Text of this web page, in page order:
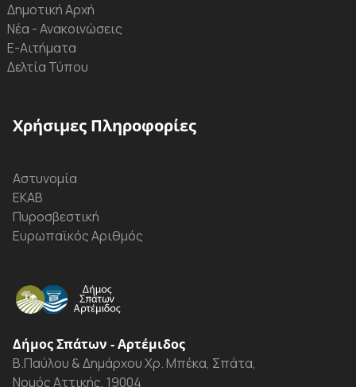
Δημοτική Αρχή
Νέα - Ανακοινώσεις
Ε-Αιτήματα
Δελτία Τύπου
Χρήσιμες Πληροφορίες
Αστυνομία
ΕΚΑΒ
Πυροσβεστική
Ευρωπαϊκός Αριθμός
Δήμος Σπάτων - Αρτέμιδος
Β.Παύλου & Δημάρχου Χρ. Μπέκα, Σπάτα,
Νομός Αττικής, 19004